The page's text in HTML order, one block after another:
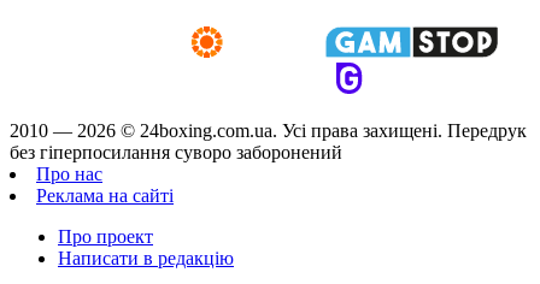
2010 — 2026 © 24boxing.com.ua. Усi права захищенi. Передрук
без гіперпосилання суворо заборонений
Про нас
Реклама на сайті
Про проект
Написати в редакцію